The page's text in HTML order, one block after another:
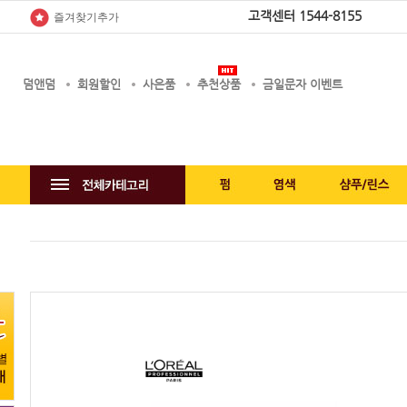
즐겨찾기추가 고객센터 1544-8155
덤앤덤 회원할인 사은품 추천상품 금일문자 이벤트